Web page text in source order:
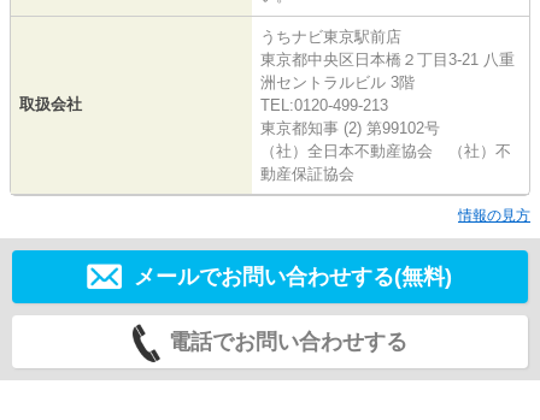
取扱会社
うちナビ東京駅前店
東京都中央区日本橋２丁目3-21 八重
洲セントラルビル 3階
TEL:0120-499-213
東京都知事 (2) 第99102号
（社）全日本不動産協会 （社）不
動産保証協会
情報の見方
メールでお問い合わせする(無料)
電話でお問い合わせする